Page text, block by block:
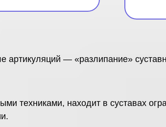
артикуляций — «разлипание»
техниками, находит в суставах